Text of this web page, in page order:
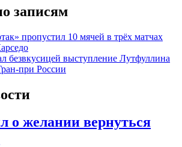
записям
пропустил 10 мячей в трёх матчах
безвкусицей выступление Лутфуллина
при России
о желании вернуться